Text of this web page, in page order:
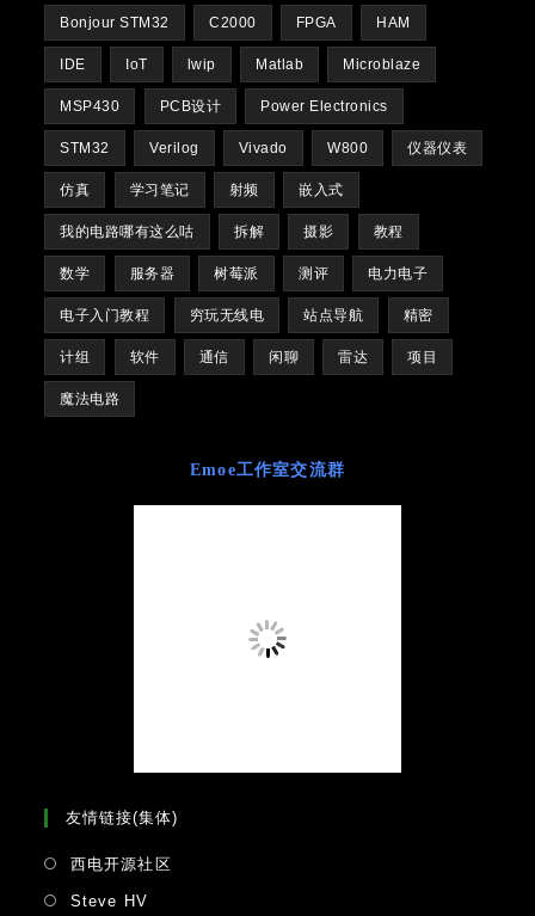
Bonjour STM32 C2000 FPGA HAM
IDE IoT lwip Matlab Microblaze
MSP430 PCB设计 Power Electronics
STM32 Verilog Vivado W800 仪器仪表
仿真 学习笔记 射频 嵌入式
我的电路哪有这么咕 拆解 摄影 教程
数学 服务器 树莓派 测评 电力电子
电子入门教程 穷玩无线电 站点导航 精密
计组 软件 通信 闲聊 雷达 项目
魔法电路
Emoe工作室交流群
友情链接(集体)
西电开源社区Opens
Steve HV